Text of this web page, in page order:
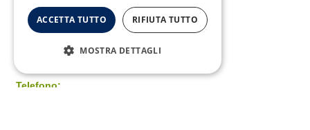
Telefono:
ACCETTA TUTTO RIFIUTA TUTTO
MOSTRA DETTAGLI